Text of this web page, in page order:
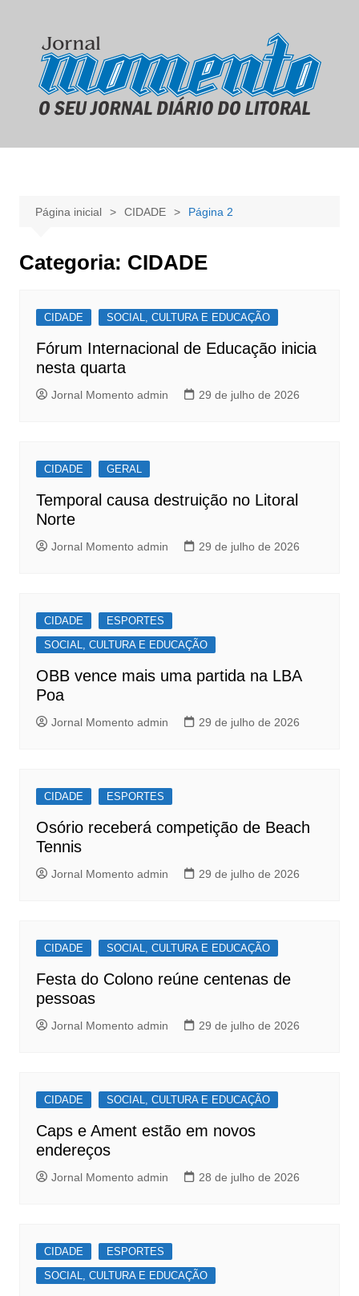
conteúdo
Página inicial CIDADE Página 2
Categoria: CIDADE
CIDADE SOCIAL, CULTURA E EDUCAÇÃO
Fórum Internacional de Educação inicia
nesta quarta
Jornal Momento admin 29 de julho de 2026
CIDADE GERAL
Temporal causa destruição no Litoral
Norte
Jornal Momento admin 29 de julho de 2026
CIDADE
ESPORTES
SOCIAL, CULTURA E EDUCAÇÃO
OBB vence mais uma partida na LBA
Poa
Jornal Momento admin 29 de julho de 2026
CIDADE ESPORTES
Osório receberá competição de Beach
Tennis
Jornal Momento admin 29 de julho de 2026
CIDADE SOCIAL, CULTURA E EDUCAÇÃO
Festa do Colono reúne centenas de
pessoas
Jornal Momento admin 29 de julho de 2026
CIDADE SOCIAL, CULTURA E EDUCAÇÃO
Caps e Ament estão em novos
endereços
Jornal Momento admin 28 de julho de 2026
CIDADE
ESPORTES
SOCIAL, CULTURA E EDUCAÇÃO